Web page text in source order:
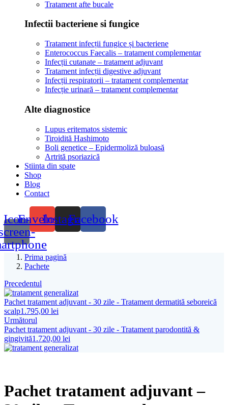
Tratament afte bucale
Infectii bacteriene si fungice
Tratament infecții fungice și bacteriene
Enterococcus Faecalis – tratament complementar
Infecții cutanate – tratament adjuvant
Tratament infecții digestive adjuvant
Infecții respiratorii – tratament complementar
Infecție urinară – tratament complementar
Alte diagnostice
Lupus eritematos sistemic
Tiroidită Hashimoto
Boli genetice – Epidermoliză buloasă
Artrită psoriazică
Stiinta din spate
Shop
Blog
Contact
Icon-EnvelopeInstagramFacebook
Prima pagină
Pachete
Precedentul
Pachet tratament adjuvant - 30 zile - Tratament dermatită seboreică
scalp1.795,00 lei
Următorul
Pachet tratament adjuvant - 30 zile - Tratament parodontită &
gingivită1.720,00 lei
Pachet tratament adjuvant –